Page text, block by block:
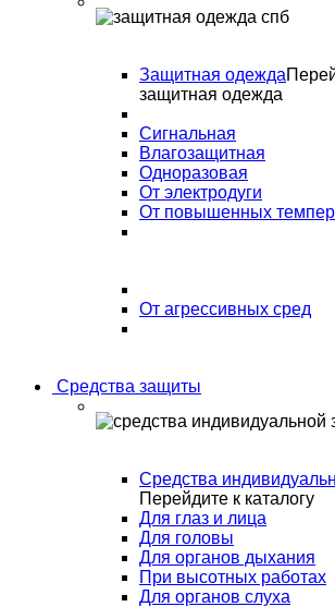
Защитная одежда
защитная одежда
Сигнальная
Влагозащитная
Одноразовая
От электродуги
От повышенных
От агрессивных сред
Средства защиты
Средства
Перейдите к каталогу
Для глаз и лица
Для головы
Для органов дыхания
При высотных работах
Для органов слуха